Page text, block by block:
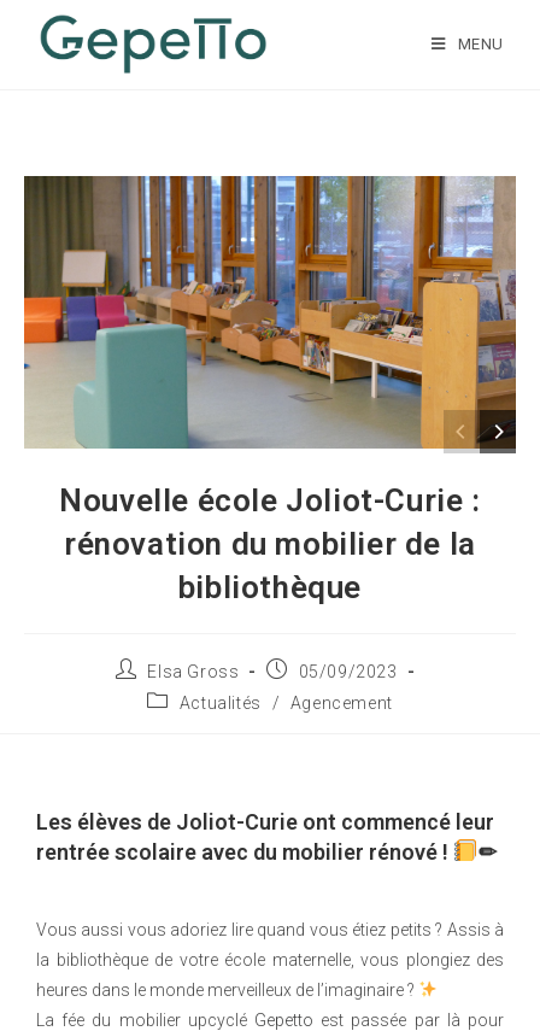
MENU
Nouvelle école Joliot-Curie :
rénovation du mobilier de la
bibliothèque
Elsa Gross
05/09/2023
Actualités
/ Agencement
Les élèves de Joliot-Curie ont commencé leur
rentrée scolaire avec du mobilier rénové !
✏
Vous aussi vous adoriez lire quand vous étiez petits ? Assis à
la bibliothèque de votre école maternelle, vous plongiez des
heures dans le monde merveilleux de l’imaginaire ?
La fée du mobilier upcyclé Gepetto est passée par là pour